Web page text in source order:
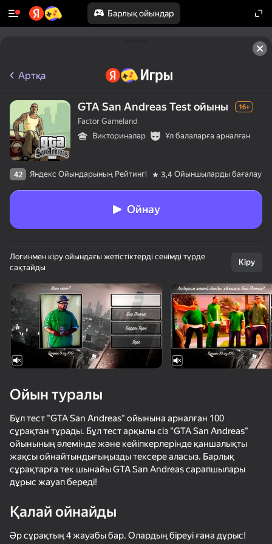
Барлық ойындар
Құрылғыны бұрыңыз
Ойын тек көлденең
бағдарда ғана істейді
Жүктеу
Артқа
GTA San Andreas Test ойыны 16+
Factor Gameland
Викториналар
Ұл балаларға арналған
42 Яндекс Ойындарының Рейтингі 3,4 Ойыншыларды бағалау
Ойнау
Логинмен кіру ойындағы жетістіктерді сенімді түрде
сақтайды
Кіру
Ойын туралы
Бұл тест "GTA San Andreas" ойынына арналған 100
сұрақтан тұрады. Бұл тест арқылы сіз "GTA San Andreas"
ойынының әлемінде және кейіпкерлерінде қаншалықты
жақсы ойнайтындығыңызды тексере аласыз. Барлық
сұрақтарға тек шынайы GTA San Andreas сарапшылары
дұрыс жауап береді!
Қалай ойнайды
Әр сұрақтың 4 жауабы бар. Олардың біреуі ғана дұрыс!